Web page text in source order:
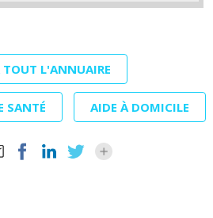
TOUT L'ANNUAIRE
SANTÉ AIDE À DOMICILE